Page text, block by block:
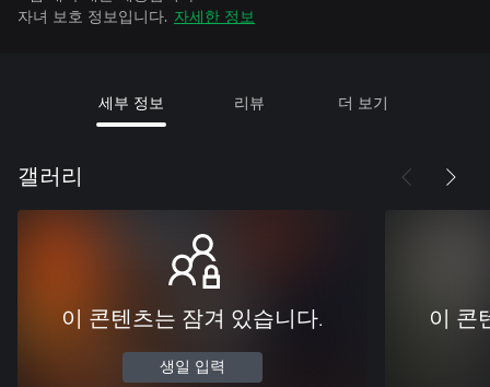
자녀 보호 정보입니다. 자세한 정보
세부 정보 리뷰 더 보기
갤러리
이 콘텐츠는 잠겨 있습니다.
생일 입력
이 콘